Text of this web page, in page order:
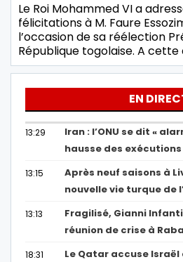
Le Roi Mohammed VI a
félicitations à M. Faure
l’occasion de sa réélection
République togolaise. A cette
EN
13:29
Iran : l’ONU se dit «
hausse des
13:15
Après neuf saisons à
nouvelle vie turque de
13:13
Fragilisé, Gianni
réunion de crise à
18:31
Le Qatar accuse